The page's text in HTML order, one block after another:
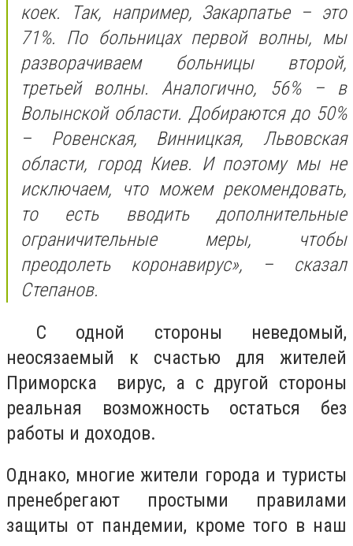
коек. Так, например, Закарпатье – это
71%. По больницах первой волны, мы
разворачиваем больницы второй,
третьей волны. Аналогично, 56% – в
Волынской области. Добираются до 50%
– Ровенская, Винницкая, Львовская
области, город Киев. И поэтому мы не
исключаем, что можем рекомендовать,
то есть вводить дополнительные
ограничительные меры, чтобы
преодолеть коронавирус», – сказал
Степанов.
С одной стороны неведомый,
неосязаемый к счастью для жителей
Приморска вирус, а с другой стороны
реальная возможность остаться без
работы и доходов.
Однако, многие жители города и туристы
пренебрегают простыми правилами
защиты от пандемии, кроме того в наш